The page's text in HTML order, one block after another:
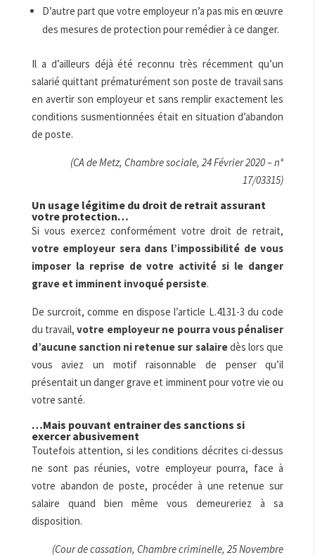
D’autre part que votre employeur n’a pas mis en œuvre
des mesures de protection pour remédier à ce danger.
Il a d’ailleurs déjà été reconnu très récemment qu’un
salarié quittant prématurément son poste de travail sans
en avertir son employeur et sans remplir exactement les
conditions susmentionnées était en situation d’abandon
de poste.
(CA de Metz, Chambre sociale, 24 Février 2020 – n°
17/03315)
Un usage légitime du droit de retrait assurant
votre protection…
Si vous exercez conformément votre droit de retrait,
votre employeur sera dans l’impossibilité de vous
imposer la reprise de votre activité si le danger
grave et imminent invoqué persiste.
De surcroit, comme en dispose l’article L.4131-3 du code
du travail,votre employeur ne pourra vous pénaliser
d’aucune sanction ni retenue sur salairedès lors que
vous aviez un motif raisonnable de penser qu’il
présentait un danger grave et imminent pour votre vie ou
votre santé.
…Mais pouvant entrainer des sanctions si
exercer abusivement
Toutefois attention, si les conditions décrites ci-dessus
ne sont pas réunies, votre employeur pourra, face à
votre abandon de poste, procéder à une retenue sur
salaire quand bien même vous demeureriez à sa
disposition.
(Cour de cassation, Chambre criminelle, 25 Novembre